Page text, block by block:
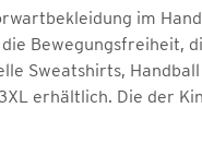
im
Bewegungsfreiheit,
Sweatshirts,
erhältlich. Die der